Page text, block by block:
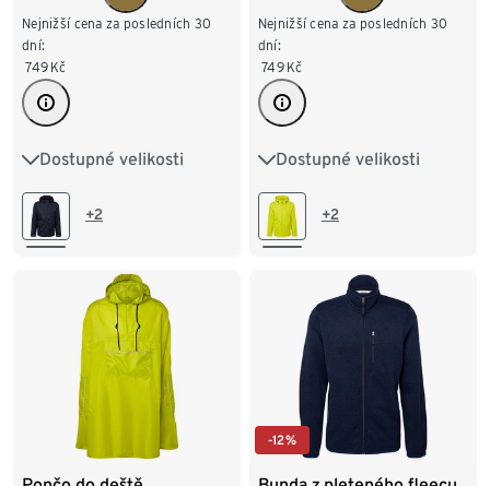
Nejnižší cena za posledních 30
dní:
749 Kč
Dostupné velikosti
XS S M L
XXL +2
Nejnižší cena za posledních 30
dní:
749 Kč
Dostupné velikosti
XS S M L
XXL +2
-12%